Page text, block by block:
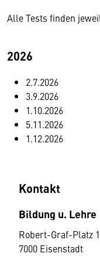
Alle Tests finden
2026
2.7.2026
3.9.2026
1.10.2026
5.11.2026
1.12.2026
Kontakt
Bildung u. Lehre
Robert-Graf-Platz 1
7000 Eisenstadt